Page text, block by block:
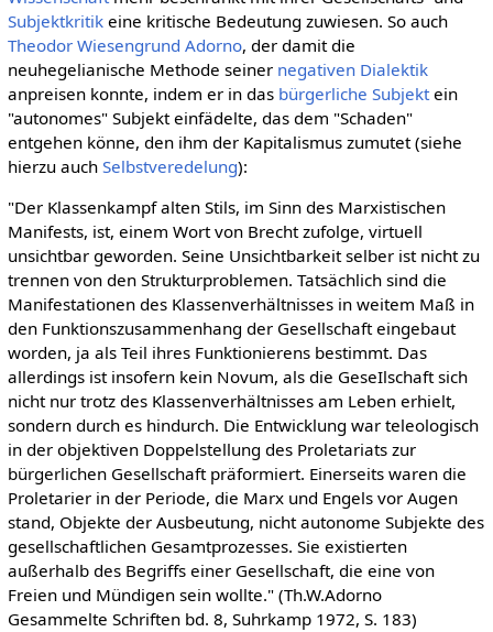
Subjektkritikeine kritische Bedeutung zuwiesen. So auch
Theodor Wiesengrund Adorno, der damit die
neuhegelianische Methode seiner negativen Dialektik
anpreisen konnte, indem er in das bürgerliche Subjektein
"autonomes" Subjekt einfädelte, das dem "Schaden"
entgehen könne, den ihm der Kapitalismus zumutet (siehe
hierzu auch Selbstveredelung):
"Der Klassenkampf alten Stils, im Sinn des Marxistischen
Manifests, ist, einem Wort von Brecht zufolge, virtuell
unsichtbar geworden. Seine Unsichtbarkeit selber ist nicht zu
trennen von den Strukturproblemen. Tatsächlich sind die
Manifestationen des Klassenverhältnisses in weitem Maß in
den Funktionszusammenhang der Gesellschaft eingebaut
worden, ja als Teil ihres Funktionierens bestimmt. Das
allerdings ist insofern kein Novum, als die GeseIlschaft sich
nicht nur trotz des Klassenverhältnisses am Leben erhielt,
sondern durch es hindurch. Die Entwicklung war teleologisch
in der objektiven Doppelstellung des Proletariats zur
bürgerlichen Gesellschaft präformiert. Einerseits waren die
Proletarier in der Periode, die Marx und Engels vor Augen
stand, Objekte der Ausbeutung, nicht autonome Subjekte des
gesellschaftlichen Gesamtprozesses. Sie existierten
außerhalb des Begriffs einer Gesellschaft, die eine von
Freien und Mündigen sein wollte." (Th.W.Adorno
Gesammelte Schriften bd. 8, Suhrkamp 1972, S. 183)